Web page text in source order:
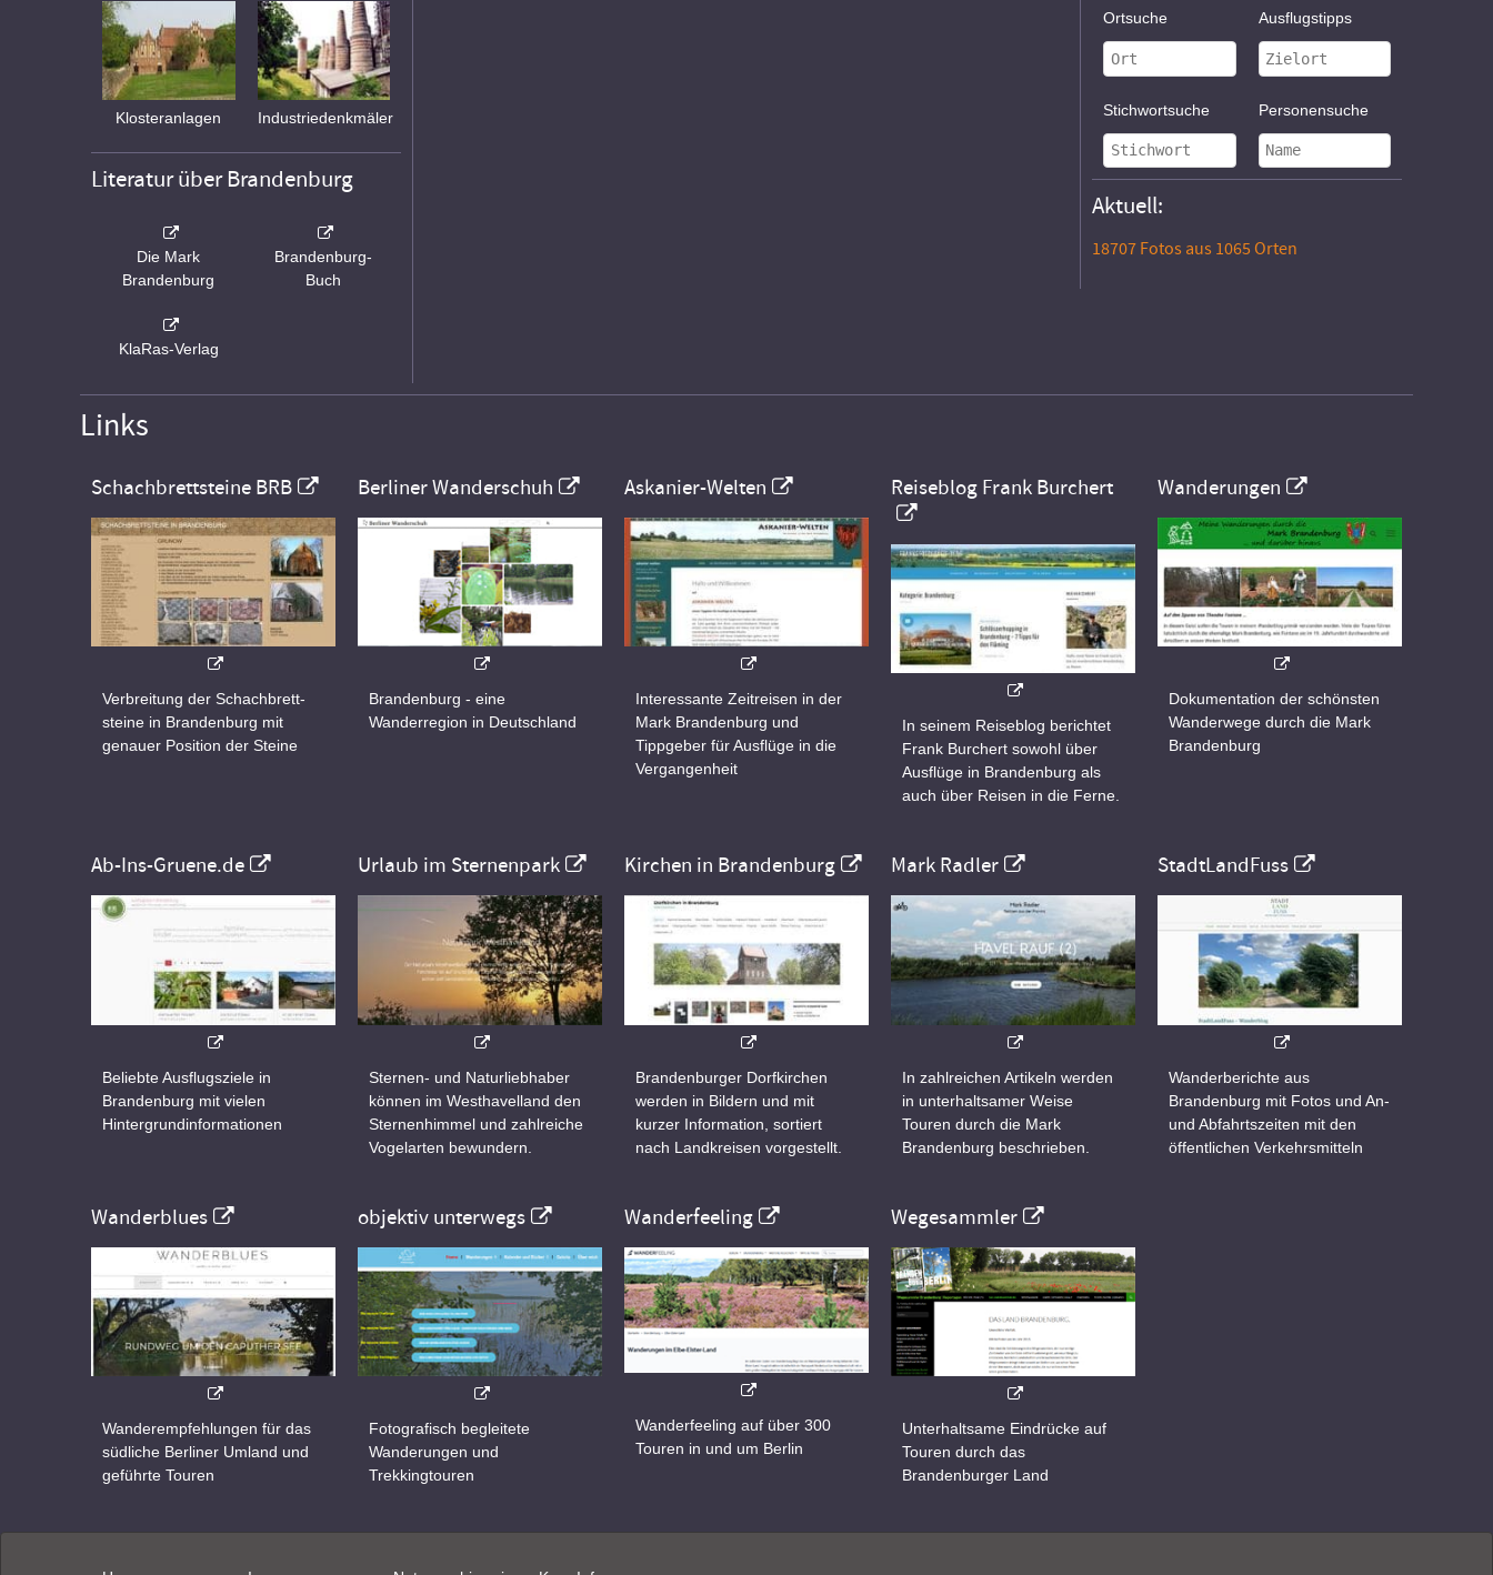
Klosteranlagen Industriedenkmäler
Literatur über Brandenburg
Die Mark
Brandenburg
Brandenburg-
Buch
KlaRas-Verlag
Ortsuche Ausflugstipps
Stichwortsuche Personensuche
Aktuell:
18707 Fotos aus 1065 Orten
Links
Schachbrettsteine BRB
Verbreitung der Schachbrett-
steine in Brandenburg mit
genauer Position der Steine
Berliner Wanderschuh
Brandenburg - eine
Wanderregion in Deutschland
Askanier-Welten
Interessante Zeitreisen in der
Mark Brandenburg und
Tippgeber für Ausflüge in die
Vergangenheit
Reiseblog Frank Burchert
In seinem Reiseblog berichtet
Frank Burchert sowohl über
Ausflüge in Brandenburg als
auch über Reisen in die Ferne.
Wanderungen
Dokumentation der schönsten
Wanderwege durch die Mark
Brandenburg
Ab-Ins-Gruene.de
Beliebte Ausflugsziele in
Brandenburg mit vielen
Hintergrundinformationen
Urlaub im Sternenpark
Sternen- und Naturliebhaber
können im Westhavelland den
Sternenhimmel und zahlreiche
Vogelarten bewundern.
Kirchen in Brandenburg
Brandenburger Dorfkirchen
werden in Bildern und mit
kurzer Information, sortiert
nach Landkreisen vorgestellt.
Mark Radler
In zahlreichen Artikeln werden
in unterhaltsamer Weise
Touren durch die Mark
Brandenburg beschrieben.
StadtLandFuss
Wanderberichte aus
Brandenburg mit Fotos und An-
und Abfahrtszeiten mit den
öffentlichen Verkehrsmitteln
Wanderblues
Wanderempfehlungen für das
südliche Berliner Umland und
geführte Touren
objektiv unterwegs
Fotografisch begleitete
Wanderungen und
Trekkingtouren
Wanderfeeling
Wanderfeeling auf über 300
Touren in und um Berlin
Wegesammler
Unterhaltsame Eindrücke auf
Touren durch das
Brandenburger Land